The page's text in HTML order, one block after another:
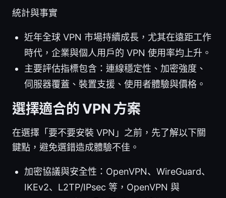
統計與事實
近年全球 VPN 市場持續成長，尤其在遠距工作
時代，企業與個人用戶的 VPN 使用率均上升。
主要評估指標包含：連線穩定性、加密強度、
伺服器覆蓋、裝置支援、使用者體驗與價格。
選擇適合的 VPN 方案
在選擇「要不要安裝 VPN」之前，先了解以下關
鍵點，避免選錯造成體驗不佳。
加密協議與安全性：OpenVPN、WireGuard、
IKEv2、L2TP/IPsec 等，OpenVPN 與